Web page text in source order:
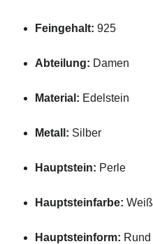
Feingehalt: 925
Abteilung: Damen
Material: Edelstein
Metall: Silber
Hauptstein: Perle
Hauptsteinfarbe: Weiß
Hauptsteinform: Rund